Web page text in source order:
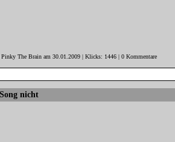
Pinky The Brain am 30.01.2009 | Klicks: 1446 | 0 Kommentare
nicht